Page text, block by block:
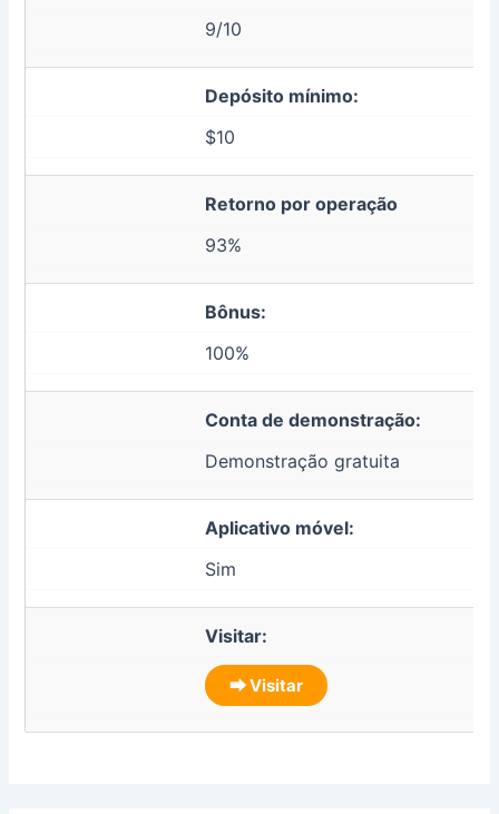
9/10
Depósito mínimo:
$10
Retorno por operação
93%
Bônus:
100%
Conta de demonstração:
Demonstração gratuita
Aplicativo móvel:
Sim
Visitar:
⮕ Visitar